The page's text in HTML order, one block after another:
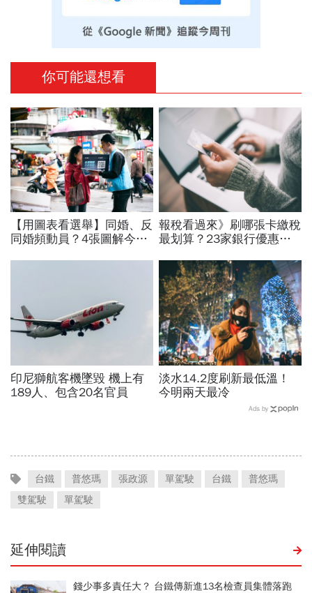
你可能還想看
【用圖表看選舉】同婚、反
同婚頻動員？4張圖解今年
報稅看過來》刷哪張卡繳稅
最划算？23家銀行優惠比
印尼獅航客機墜毀 機上有
189人、包含20名官員
淡水14.2度刷新最低溫！
今明兩天最冷
Ads by
台鐵 普悠瑪 張政源 單駕駛 台鐵
普悠瑪
雙駕駛
單駕駛
延伸閱讀
錢少事多責任大？ 台鐵傳新進13名檢查員集體落跑